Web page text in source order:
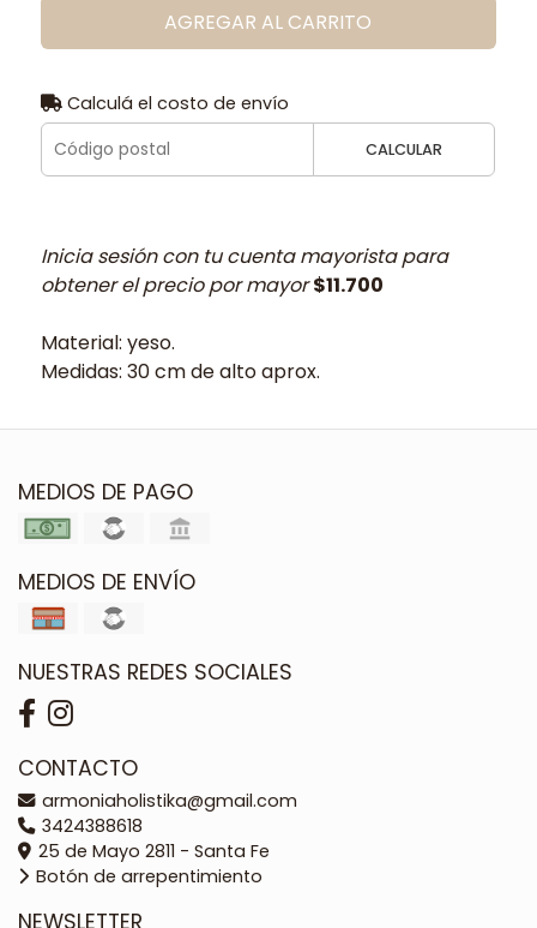
AGREGAR AL CARRITO
Calculá el costo de envío
CALCULAR
Inicia sesión con tu cuenta mayorista para
obtener el precio por mayor$11.700
Material: yeso.
Medidas: 30 cm de alto aprox.
MEDIOS DE PAGO
MEDIOS DE ENVÍO
NUESTRAS REDES SOCIALES
CONTACTO
armoniaholistika@gmail.com
3424388618
25 de Mayo 2811 - Santa Fe
Botón de arrepentimiento
NEWSLETTER